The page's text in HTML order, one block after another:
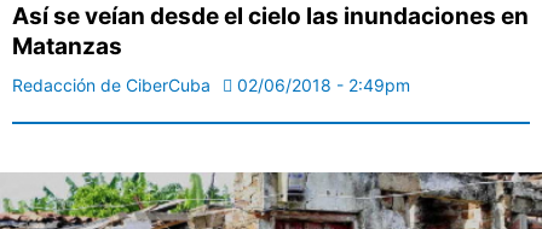
Así se veían desde el cielo las inundaciones en
Matanzas
Redacción de CiberCuba 02/06/2018 - 2:49pm